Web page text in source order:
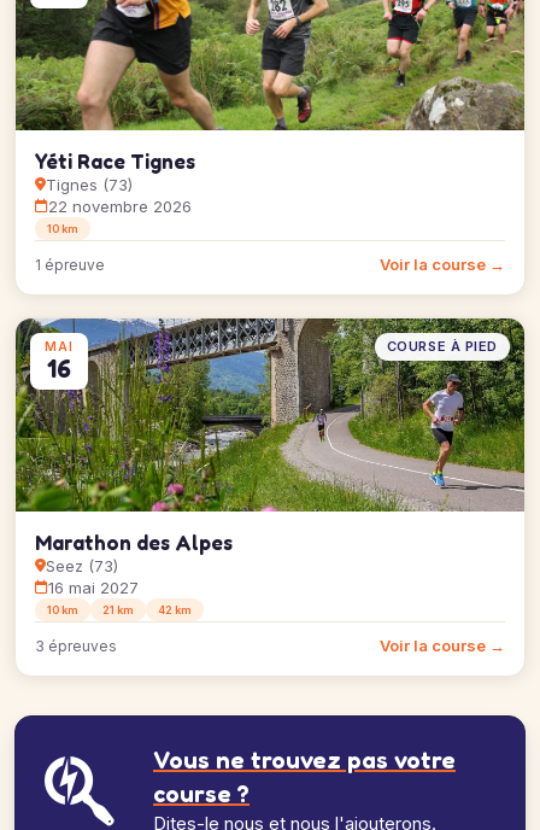
Yéti Race Tignes
Tignes (73)
22 novembre 2026
10 km
1 épreuve Voir la course →
MAI
16
COURSE À PIED
Marathon des Alpes
Seez (73)
16 mai 2027
10 km 21 km 42 km
3 épreuves Voir la course →
Vous ne trouvez pas votre
course ?
Dites-le nous et nous l'ajouterons.